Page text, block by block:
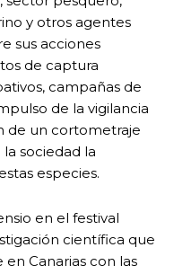
y otros agentes
sus acciones
de captura
campañas de
de la vigilancia
de un cortometraje
sociedad la
especies.
en el festival
científica que
Canarias con las